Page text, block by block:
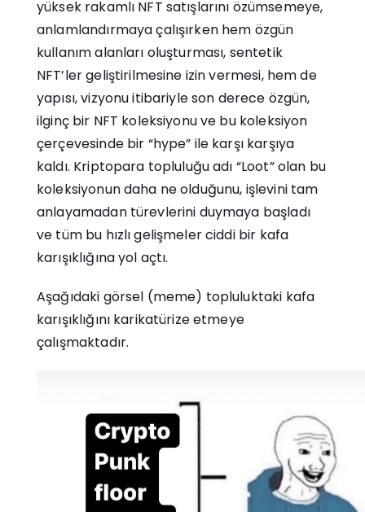
yüksek rakamlı NFT satışlarını özümsemeye,
anlamlandırmaya çalışırken hem özgün
kullanım alanları oluşturması, sentetik
NFT’ler geliştirilmesine izin vermesi, hem de
yapısı, vizyonu itibariyle son derece özgün,
ilginç bir NFT koleksiyonu ve bu koleksiyon
çerçevesinde bir “hype” ile karşı karşıya
kaldı. Kriptopara topluluğu adı “Loot” olan bu
koleksiyonun daha ne olduğunu, işlevini tam
anlayamadan türevlerini duymaya başladı
ve tüm bu hızlı gelişmeler ciddi bir kafa
karışıklığına yol açtı.
Aşağıdaki görsel (meme) topluluktaki kafa
karışıklığını karikatürize etmeye
çalışmaktadır.